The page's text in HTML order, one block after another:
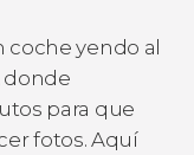
coche yendo al
donde
para que
fotos. Aquí